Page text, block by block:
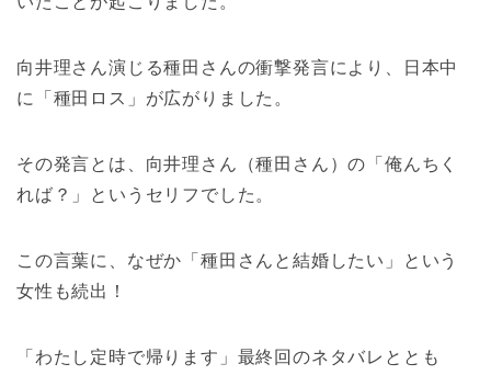
向井理さん演じる種田さんの衝撃発言により、日本中
に「種田ロス」が広がりました。
その発言とは、向井理さん（種田さん）の「俺んちく
れば？」というセリフでした。
この言葉に、なぜか「種田さんと結婚したい」という
女性も続出！
「わたし定時で帰ります」最終回のネタバレととも